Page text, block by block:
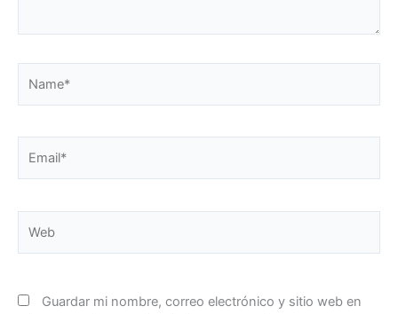
Guardar mi nombre, correo electrónico y sitio web en